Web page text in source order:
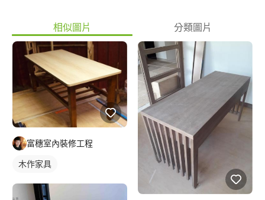
相似圖片 分類圖片
富穗室內裝修工程
木作家具